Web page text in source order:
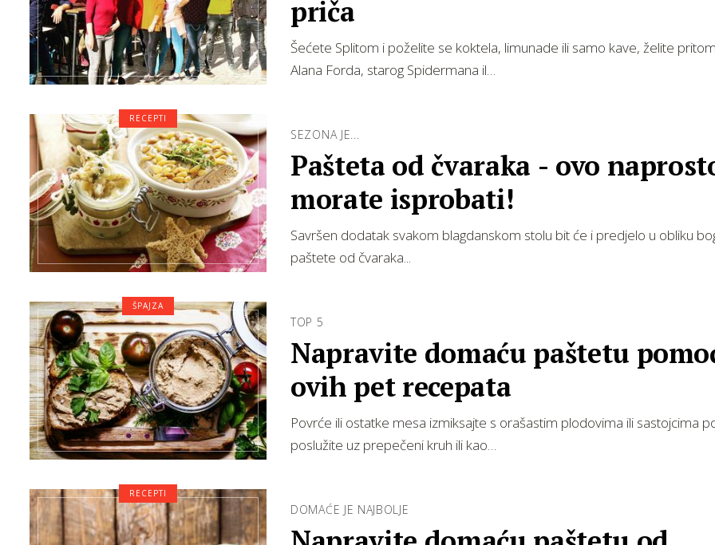
priča
Šećete Splitom i poželite se koktela, limunade ili samo kave, želite
Alana Forda, starog Spidermana il…
SEZONA JE...
Pašteta od čvaraka - ovo
morate isprobati!
Savršen dodatak svakom blagdanskom stolu bit će i predjelo u obliku
paštete od čvaraka...
RECEPTI
TOP 5
Napravite domaću paštetu
ovih pet recepata
Povrće ili ostatke mesa izmiksajte s orašastim plodovima ili sastojcima
poslužite uz prepečeni kruh ili kao…
ŠPAJZA
DOMAĆE JE NAJBOLJE
RECEPTI